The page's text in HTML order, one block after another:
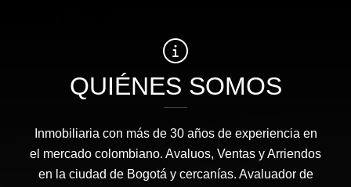
QUIÉNES SOMOS
Inmobiliaria con más de 30 años de experiencia en
el mercado colombiano. Avaluos, Ventas y Arriendos
en la ciudad de Bogotá y cercanías. Avaluador de